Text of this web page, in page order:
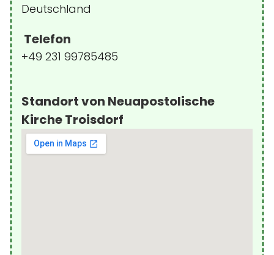
Deutschland
Telefon
+49 231 99785485
Standort von Neuapostolische
Kirche Troisdorf